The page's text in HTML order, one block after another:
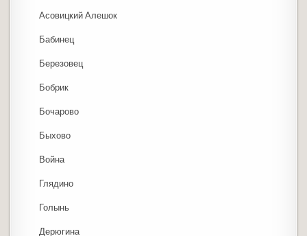
Асовицкий Алешок
Бабинец
Березовец
Бобрик
Бочарово
Быхово
Война
Глядино
Голынь
Дерюгина